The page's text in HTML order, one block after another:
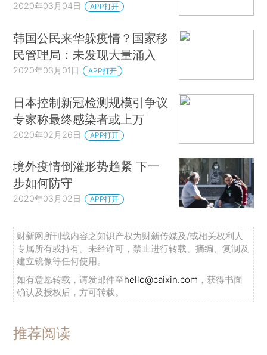
2020年03月04日 APP打开
韩国公民来华躲疫情？国家移
民管理局：未发现大量涌入
2020年03月01日 APP打开
日本控制新冠检测规模引争议
专家称最终感染者或上万
2020年02月26日 APP打开
境外疫情倒灌形势趋紧 下一
步如何防守
2020年03月02日 APP打开
财新网所刊载内容之知识产权为财新传媒及/或相关权利人
专属所有或持有。未经许可，禁止进行转载、摘编、复制及
建立镜像等任何使用。
如有意愿转载，请发邮件至hello@caixin.com ，获得书面
确认及授权后，方可转载。
推荐阅读